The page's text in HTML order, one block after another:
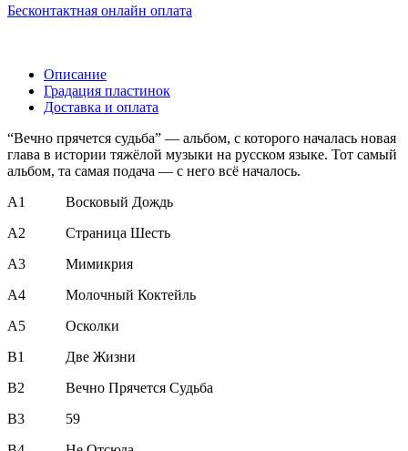
Бесконтактная онлайн оплата
Описание
Градация пластинок
Доставка и оплата
“Вечно прячется судьба” — альбом, с которого началась новая
глава в истории тяжёлой музыки на русском языке. Тот самый
альбом, та самая подача — с него всё началось.
A1
Восковый Дождь
A2
Страница Шесть
A3
Мимикрия
A4
Молочный Коктейль
A5
Осколки
B1
Две Жизни
B2
Вечно Прячется Судьба
B3
59